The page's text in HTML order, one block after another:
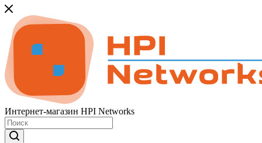
Интернет-магазин HPI Networks